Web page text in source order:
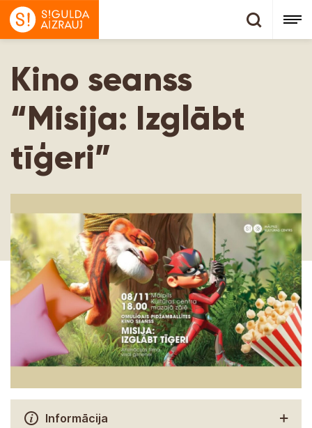
Kino seanss
“Misija: Izglābt
tīģeri”
Informācija